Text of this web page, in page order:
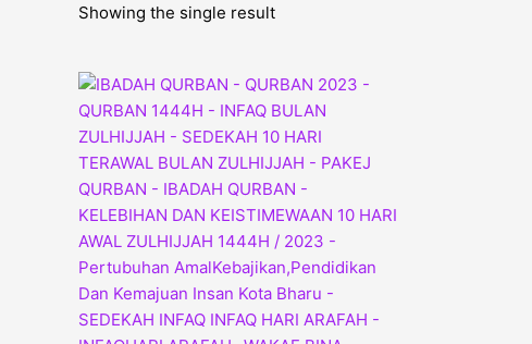
Showing the single result